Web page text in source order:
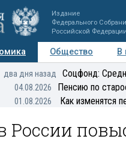
Издание
Федерального
Российской
Общество
В
Мнения Регионы
два дня назад Соцфонд:
04.08.2026 Пенсию по
01.08.2026 Как изменятся
России